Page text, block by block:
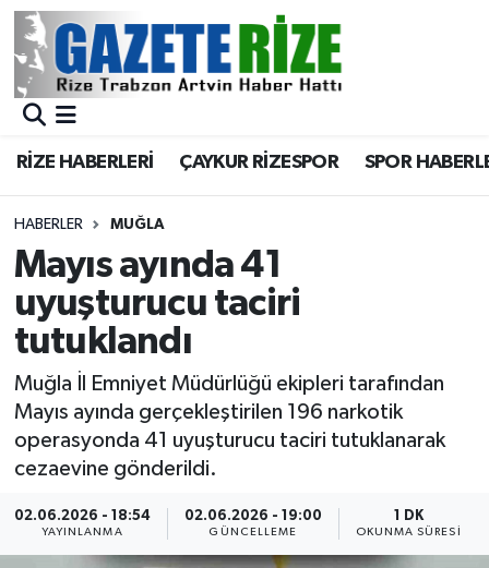
RİZE HABERLERİ ÇAYKUR RİZESPOR SPOR
HABERLER MUĞLA
Mayıs ayında 41
uyuşturucu taciri
tutuklandı
Muğla İl Emniyet Müdürlüğü ekipleri tarafından
Mayıs ayında gerçekleştirilen 196 narkotik
operasyonda 41 uyuşturucu taciri tutuklanarak
cezaevine gönderildi.
02.06.2026 - 18:54
YAYINLANMA
02.06.2026 - 19:00
GÜNCELLEME
1 DK
OKUNMA SÜRESI
BÖLGEMİZ
Asayiş
Rize Jandarma Komutanlığı
Bilim Teknoloji
Advertising news
Canlı Maç
ÇEVRE
Merkez Nöbetçi Eczaneler
Merkez Trafik Yoğunluk Haritası
Süper Lig Puan Durumu ve Fikstür
Tüm Manşetler
Haber Arşivi